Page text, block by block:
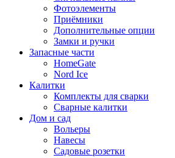
Фотоэлементы
Приёмники
Дополнительные опции
Замки и ручки
Запасные части
HomeGate
Nord Ice
Калитки
Комплекты для сварки
Сварные калитки
Дом и сад
Вольеры
Навесы
Садовые розетки